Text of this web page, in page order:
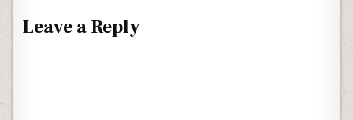
Leave a Reply